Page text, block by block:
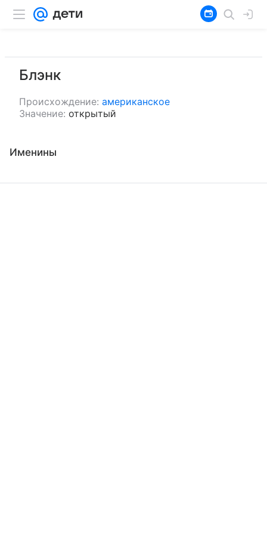
Блэнк
Происхождение: американское
Значение: открытый
Именины